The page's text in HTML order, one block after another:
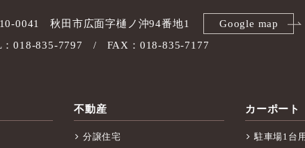
0041 秋田市広面字樋ノ沖94番地1
Google map
：018-835-7797
FAX：018-835-7177
不動産
分譲住宅
カーポート
駐車場1台